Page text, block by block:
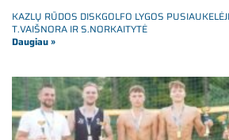
KAZLŲ RŪDOS DISKGOLFO LYGOS
T.VAIŠNORA IR S.NORKAITYTĖ
Daugiau »